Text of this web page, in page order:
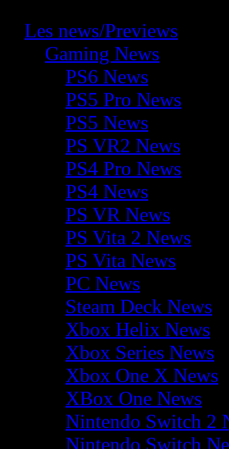
Les news/Previews
Gaming News
PS6 News
PS5 Pro News
PS5 News
PS VR2 News
PS4 Pro News
PS4 News
PS VR News
PS Vita 2 News
PS Vita News
PC News
Steam Deck News
Xbox Helix News
Xbox Series News
Xbox One X News
XBox One News
Nintendo Switch 2
Nintendo Switch